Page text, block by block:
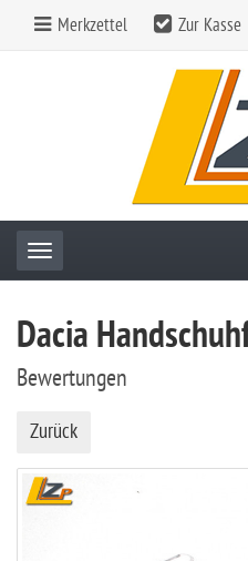
Merkzettel Zur Kasse
Toggle navigation
Dacia
Bewertungen
Zurück